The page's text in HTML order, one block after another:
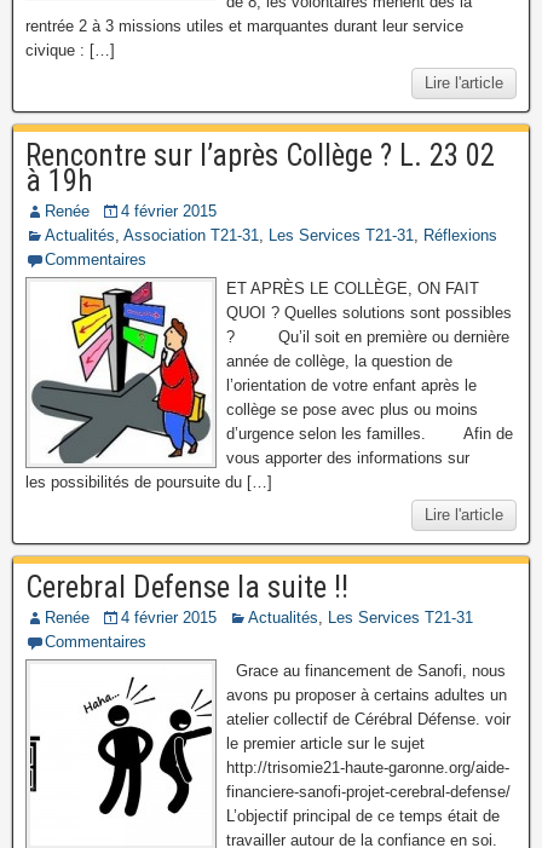
rentrée 2 à 3 missions utiles et marquantes durant leur service
civique : […]
Lire l'article
Rencontre sur l’après Collège ? L. 23 02
à 19h
Renée
4 février 2015
Actualités, Association T21-31, Les Services T21-31, Réflexions
Commentaires
ET APRÈS LE COLLÈGE, ON FAIT
QUOI ? Quelles solutions sont possibles
? Qu’il soit en première ou dernière
année de collège, la question de
l’orientation de votre enfant après le
collège se pose avec plus ou moins
d’urgence selon les familles. Afin de
vous apporter des informations sur
les possibilités de poursuite du […]
Lire l'article
Cerebral Defense la suite !!
Renée 4 février 2015 Actualités, Les Services T21-31
Commentaires
Grace au financement de Sanofi, nous
avons pu proposer à certains adultes un
atelier collectif de Cérébral Défense. voir
le premier article sur le sujet
http://trisomie21-haute-garonne.org/aide-
financiere-sanofi-projet-cerebral-defense/
L’objectif principal de ce temps était de
travailler autour de la confiance en soi.